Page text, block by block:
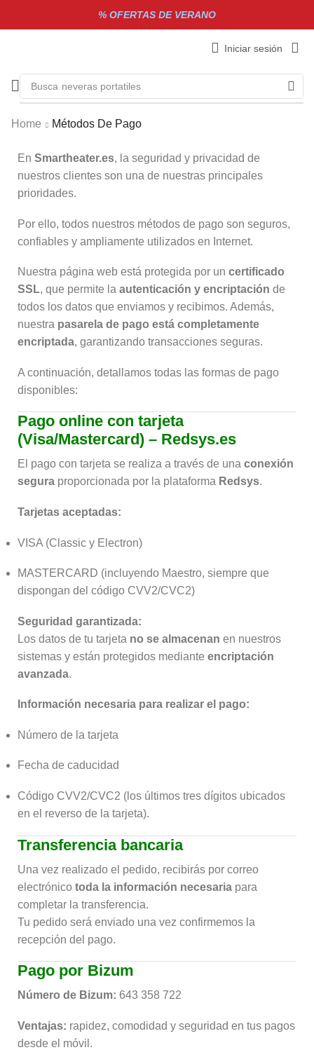
% OFERTAS DE VERANO
Iniciar sesión
Busca neveras portatiles
Home Métodos De Pago
En Smartheater.es, la seguridad y privacidad de
nuestros clientes son una de nuestras principales
prioridades.
Por ello, todos nuestros métodos de pago son seguros,
confiables y ampliamente utilizados en Internet.
Nuestra página web está protegida por un certificado
SSL, que permite la autenticación y encriptación de
todos los datos que enviamos y recibimos. Además,
nuestra pasarela de pago está completamente
encriptada, garantizando transacciones seguras.
A continuación, detallamos todas las formas de pago
disponibles:
Pago online con tarjeta
(Visa/Mastercard) – Redsys.es
El pago con tarjeta se realiza a través de una conexión
segura proporcionada por la plataforma Redsys.
Tarjetas aceptadas:
VISA (Classic y Electron)
MASTERCARD (incluyendo Maestro, siempre que
dispongan del código CVV2/CVC2)
Seguridad garantizada:
Los datos de tu tarjeta no se almacenan en nuestros
sistemas y están protegidos mediante encriptación
avanzada.
Información necesaria para realizar el pago:
Número de la tarjeta
Fecha de caducidad
Código CVV2/CVC2 (los últimos tres dígitos ubicados
en el reverso de la tarjeta).
Transferencia bancaria
Una vez realizado el pedido, recibirás por correo
electrónico toda la información necesaria para
completar la transferencia.
Tu pedido será enviado una vez confirmemos la
recepción del pago.
Pago por Bizum
Número de Bizum: 643 358 722
Ventajas: rapidez, comodidad y seguridad en tus pagos
desde el móvil.